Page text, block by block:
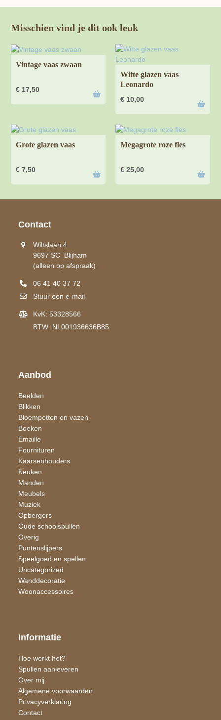
Misschien vind je dit ook leuk
Vintage vaas zwaan
€ 17,50
Witte glazen vaas
Leonardo
€ 10,00
Grote glazen vaas
€ 7,50
Megagrote roze fles
€ 25,00
Contact
Wiltslaan 4
9697 SC Blijham
(alleen op afspraak)
06 41 40 37 72
Stuur een e-mail
KvK: 53328566
BTW: NL001936636B85
Aanbod
Beelden
Blikken
Bloempotten en vazen
Boeken
Emaille
Fournituren
Kaarsen​houders
Keuken
Manden
Meubels
Muziek
Opbergers
Oude schoolspullen
Overig
Puntenslijpers
Speelgoed en spellen
Uncategorized
Wand​decoratie
Woon​accessoires
Informatie
Hoe werkt het?
Spullen aanleveren
Over mij
Algemene voorwaarden
Privacyverklaring
Contact